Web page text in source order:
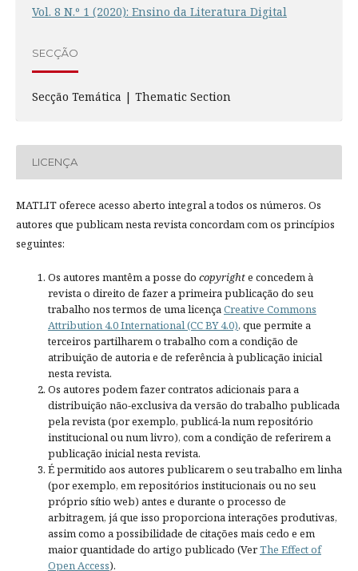
Vol. 8 N.º 1 (2020): Ensino da Literatura Digital
SECÇÃO
Secção Temática | Thematic Section
LICENÇA
MATLIT oferece acesso aberto integral a todos os números. Os
autores que publicam nesta revista concordam com os princípios
seguintes:
Os autores mantêm a posse do copyrighte concedem à
revista o direito de fazer a primeira publicação do seu
trabalho nos termos de uma licençaCreative Commons
Attribution 4.0 International (CC BY 4.0), que permite a
terceiros partilharem o trabalho com a condição de
atribuição de autoria e de referência à publicação inicial
nesta revista.
Os autores podem fazer contratos adicionais para a
distribuição não-exclusiva da versão do trabalho publicada
pela revista (por exemplo, publicá-la num repositório
institucional ou num livro), com a condição de referirem a
publicação inicial nesta revista.
É permitido aos autores publicarem o seu trabalho em linha
(por exemplo, em repositórios institucionais ou no seu
próprio sítio web) antes e durante o processo de
arbitragem, já que isso proporciona interações produtivas,
assim como a possibilidade de citações mais cedo e em
maior quantidade do artigo publicado (VerThe Effect of
Open Access).